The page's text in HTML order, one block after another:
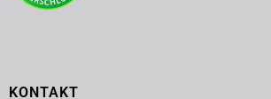
KONTAKT